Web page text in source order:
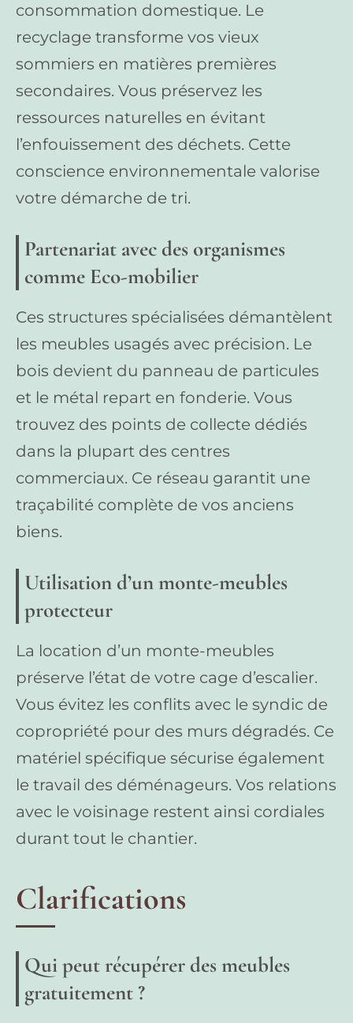
consommation domestique. Le
recyclage transforme vos vieux
sommiers en matières premières
secondaires. Vous préservez les
ressources naturelles en évitant
l’enfouissement des déchets. Cette
conscience environnementale valorise
votre démarche de tri.
Partenariat avec des organismes
comme Eco-mobilier
Ces structures spécialisées démantèlent
les meubles usagés avec précision. Le
bois devient du panneau de particules
et le métal repart en fonderie. Vous
trouvez des points de collecte dédiés
dans la plupart des centres
commerciaux. Ce réseau garantit une
traçabilité complète de vos anciens
biens.
Utilisation d’un monte-meubles
protecteur
La location d’un monte-meubles
préserve l’état de votre cage d’escalier.
Vous évitez les conflits avec le syndic de
copropriété pour des murs dégradés. Ce
matériel spécifique sécurise également
le travail des déménageurs. Vos relations
avec le voisinage restent ainsi cordiales
durant tout le chantier.
Clarifications
Qui peut récupérer des meubles
gratuitement ?